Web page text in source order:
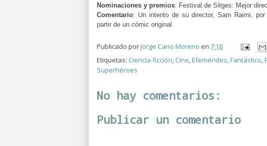
Nominaciones y premios: Festival de Sitges: Mejor
Comentario: Un intento de su director, Sam Raimi,
partir de un cómic original.
Publicado porJorge Cano Moreno en 7:18
Etiquetas: Ciencia-ficción, Cine,Efemérides,Fantástico,
Superhéroes
No hay comentarios:
Publicar un comentario